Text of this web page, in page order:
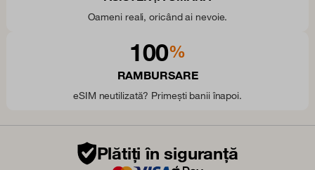
Oameni reali, oricând ai nevoie.
100%
RAMBURSARE
eSIM neutilizată? Primești banii înapoi.
Plătiți în siguranță